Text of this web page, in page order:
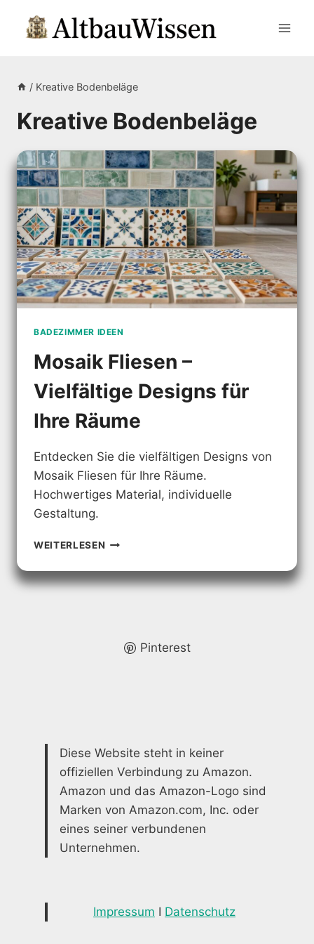
Inhalt
/ Kreative Bodenbeläge
Kreative Bodenbeläge
BADEZIMMER IDEEN
Mosaik Fliesen –
Vielfältige Designs für
Ihre Räume
Entdecken Sie die vielfältigen Designs von
Mosaik Fliesen für Ihre Räume.
Hochwertiges Material, individuelle
Gestaltung.
WEITERLESEN MOSAIK
–
VIELFÄLTIGE
RÄUMEPinterest
Diese Website steht in keiner
offiziellen Verbindung zu Amazon.
Amazon und das Amazon-Logo sind
Marken von Amazon.com, Inc. oder
eines seiner verbundenen
Unternehmen.
Impressum I Datenschutz